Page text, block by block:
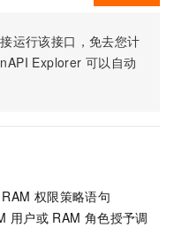
运行该接口，免去您计
Explorer 可以自动
RAM 权限策略语句
用户或 RAM 角色授予调